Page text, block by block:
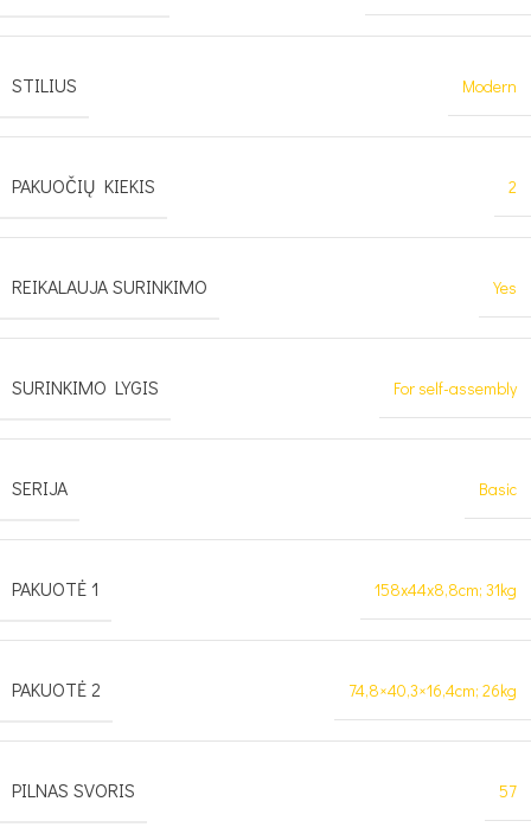
STILIUS Modern
PAKUOČIŲ KIEKIS 2
REIKALAUJA SURINKIMO Yes
SURINKIMO LYGIS For self-assembly
SERIJA Basic
PAKUOTĖ 1 158x44x8,8cm; 31kg
PAKUOTĖ 2 74,8×40,3×16,4cm; 26kg
PILNAS SVORIS 57